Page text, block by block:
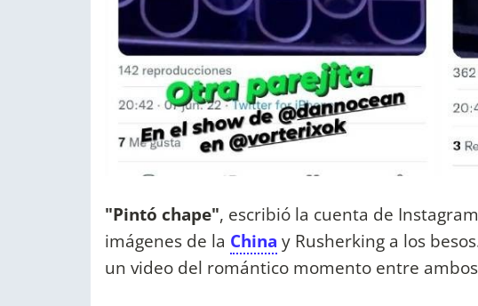
"Pintó chape", escribió la cuenta de
imágenes de la China y Rusherking a los
un video del romántico momento entre